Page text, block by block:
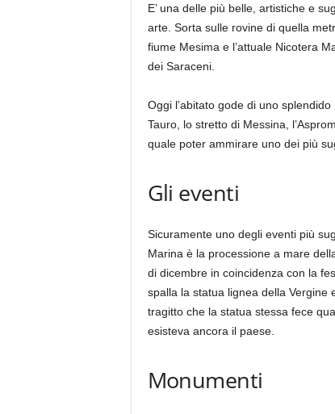
E’ una delle più belle, artistiche e
arte. Sorta sulle rovine di quella
fiume Mesima e l’attuale Nicotera
dei Saraceni.
Oggi l’abitato gode di uno
Tauro, lo stretto di Messina,
quale poter ammirare uno dei più
Gli eventi
Sicuramente uno degli eventi più
Marina è la processione a mare
di dicembre in coincidenza con la
spalla la statua lignea della Vergine
tragitto che la statua stessa fece
esisteva ancora il paese.
Monumenti